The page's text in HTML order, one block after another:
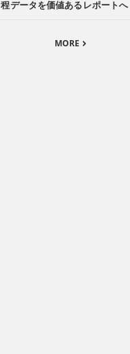
程データを価値あるレポートへ
MORE